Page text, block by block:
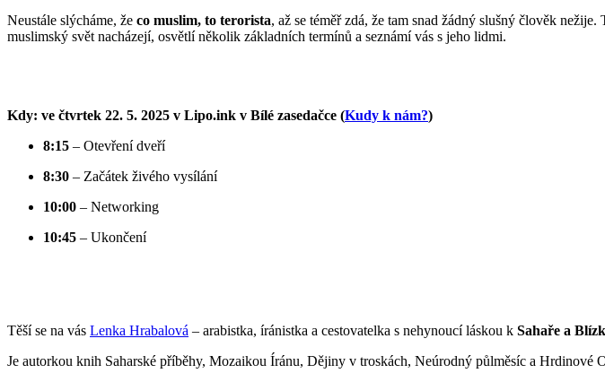
Neustále slýcháme, že co muslim, to terorista, až se téměř zdá, že tam snad žádný slušný člověk
muslimský svět nacházejí, osvětlí několik základních termínů a seznámí vás s jeho lidmi.
Kdy: ve čtvrtek 22. 5. 2025 v Lipo.ink v Bílé zasedačce (Kudy k nám?)
8:15 – Otevření dveří
8:30 – Začátek živého vysílání
10:00 – Networking
10:45 – Ukončení
Těší se na vás Lenka Hrabalová – arabistka, íránistka a cestovatelka s nehynoucí láskou k Sahaře a
Je autorkou knih Saharské příběhy, Mozaikou Íránu, Dějiny v troskách, Neúrodný půlměsíc a Hrdinové